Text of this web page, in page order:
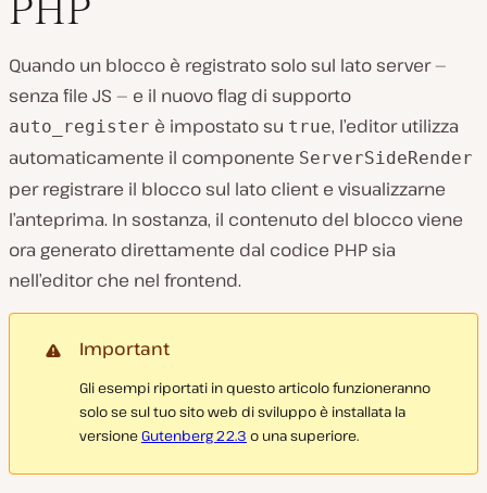
Quando un blocco è registrato solo sul lato server —
senza file JS — e il nuovo flag di supporto
auto_register è impostato su true, l’editor utilizza
automaticamente il componente ServerSideRender
per registrare il blocco sul lato client e visualizzarne
l’anteprima. In sostanza, il contenuto del blocco viene
ora generato direttamente dal codice PHP sia
nell’editor che nel frontend.
Important
Gli esempi riportati in questo articolo funzioneranno
solo se sul tuo sito web di sviluppo è installata la
versioneGutenberg 22.3 o una superiore.